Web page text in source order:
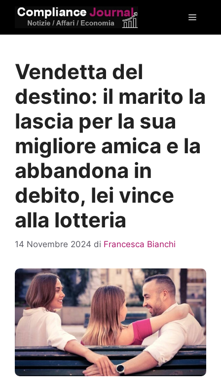
Menu
Vendetta del
destino: il marito la
lascia per la sua
migliore amica e la
abbandona in
debito, lei vince
alla lotteria
14 Novembre 2024 di Francesca Bianchi